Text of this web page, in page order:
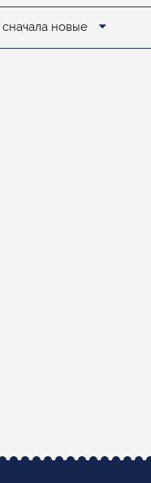
новые